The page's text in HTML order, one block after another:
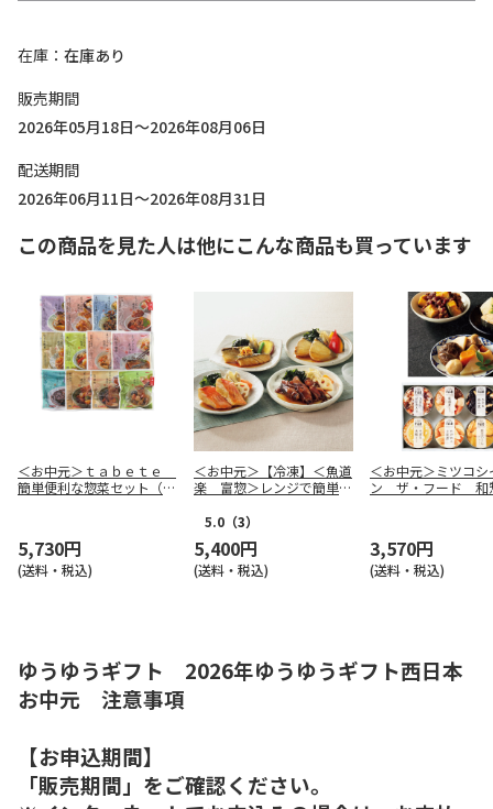
在庫
在庫あり
販売期間
2026年05月18日～2026年08月06日
配送期間
2026年06月11日～2026年08月31日
この商品を見た人は他にこんな商品も買っています
＜お中元＞ｔａｂｅｔｅ
簡単便利な惣菜セット（西
5,730円
(送料・税込)
＜お中元＞【冷凍】＜魚道
楽 富惣＞レンジで簡単！
5.0 （3）
5,400円
(送料・税込)
＜お中元＞ミツコシ
ン ザ・フード 和
3,570円
(送料・税込)
ゆうゆうギフト 2026年ゆうゆうギフト西日本
お中元 注意事項
【お申込期間】
「販売期間」をご確認ください。